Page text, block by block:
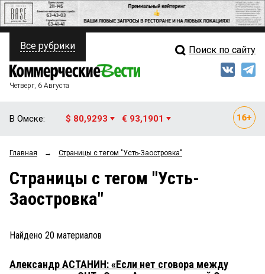
ПОЛИТИКА
ФИНАНСЫ
ОБЩЕСТВО
ЗАКОН
НОВОСТИ КОМПАНИЙ
ПРОИСШЕСТВИЯ
СТИЛЬ ЖИЗНИ
Свежий выпуск
Мнения
Рейтинги
Все рубрики Поиск по сайту
Четверг, 6 Августа
В Омске: $ 80,9293 € 93,1901
Главная → Страницы c тегом "Усть-Заостровка"
Страницы c тегом "Усть-
Заостровка"
Найдено 20 материалов
Александр АСТАНИН: «Если нет сговора между